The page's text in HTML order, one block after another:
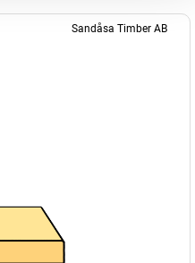
Sandåsa Timber AB